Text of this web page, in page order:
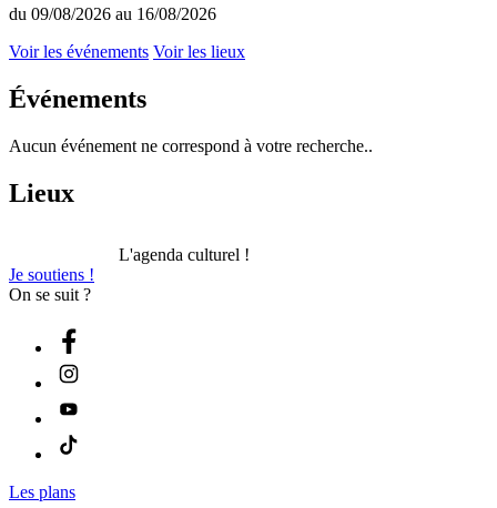
du 09/08/2026 au 16/08/2026
Voir les événements Voir les lieux
Événements
Aucun événement ne correspond à votre recherche..
Lieux
L'agenda culturel !
Je soutiens !
On se suit ?
Les plans